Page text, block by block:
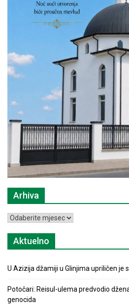
Arhiva
Arhiva
Aktuelno
U Azizija džamiji u Glinjima upriličen je
Potočari: Reisul-ulema predvodio
genocida